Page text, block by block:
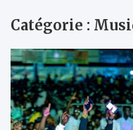
Catégorie :